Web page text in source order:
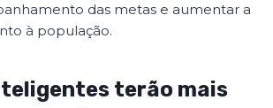
das metas e aumentar a
à população.
terão mais